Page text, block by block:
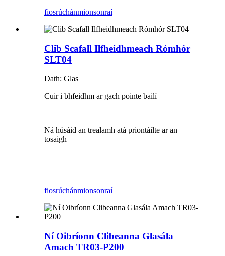
fiosrúchánmionsonraí
Clib Scafall Ilfheidhmeach Rómhór
SLT04
Dath: Glas
Cuir i bhfeidhm ar gach pointe bailí
Ná húsáid an trealamh atá priontáilte ar an
tosaigh
fiosrúchánmionsonraí
Ní Oibríonn Clibeanna Glasála
Amach TR03-P200